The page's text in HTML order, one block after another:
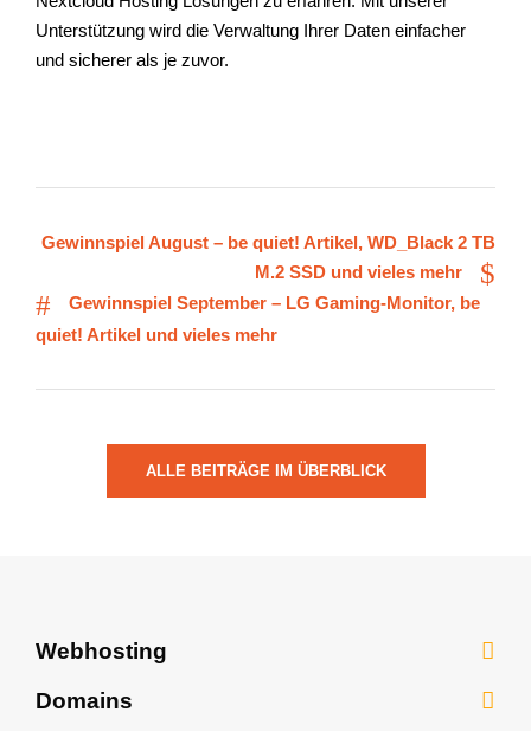
Unterstützung wird die Verwaltung Ihrer Daten einfacher
und sicherer als je zuvor.
Gewinnspiel August – be quiet! Artikel, WD_Black 2 TB
M.2 SSD und vieles mehr
Gewinnspiel September – LG Gaming-Monitor, be
quiet! Artikel und vieles mehr
ALLE BEITRÄGE IM ÜBERBLICK
Webhosting
Webhosting
Domains